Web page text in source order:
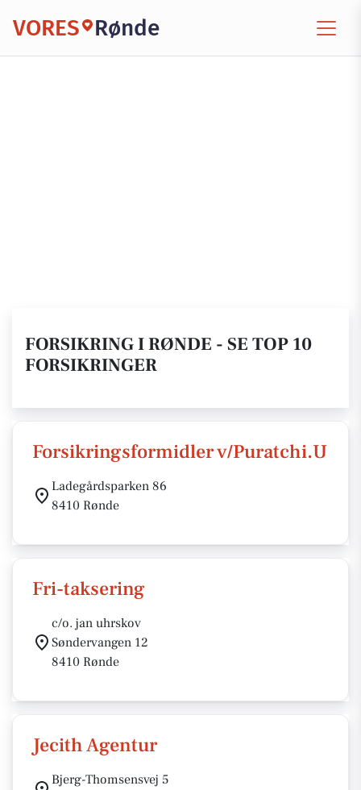
VORES Rønde
FORSIKRING I RØNDE - SE TOP 10
FORSIKRINGER
Forsikringsformidler v/Puratchi.U
Ladegårdsparken 86
8410 Rønde
Fri-taksering
c/o. jan uhrskov
Søndervangen 12
8410 Rønde
Jecith Agentur
Bjerg-Thomsensvej 5